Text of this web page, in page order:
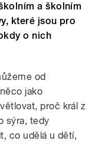
a školním
které jsou pro
o nich
od
jako
proč král z
sýra, tedy
co udělá u dětí,